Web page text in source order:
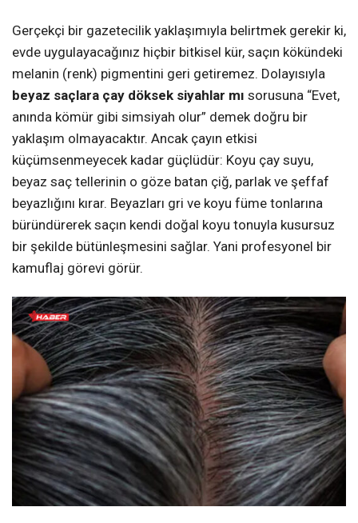
Gerçekçi bir gazetecilik yaklaşımıyla belirtmek gerekir ki,
evde uygulayacağınız hiçbir bitkisel kür, saçın kökündeki
melanin (renk) pigmentini geri getiremez. Dolayısıyla
beyaz saçlara çay döksek siyahlar mı sorusuna “Evet,
anında kömür gibi simsiyah olur” demek doğru bir
yaklaşım olmayacaktır. Ancak çayın etkisi
küçümsenmeyecek kadar güçlüdür: Koyu çay suyu,
beyaz saç tellerinin o göze batan çiğ, parlak ve şeffaf
beyazlığını kırar. Beyazları gri ve koyu füme tonlarına
büründürerek saçın kendi doğal koyu tonuyla kusursuz
bir şekilde bütünleşmesini sağlar. Yani profesyonel bir
kamuflaj görevi görür.